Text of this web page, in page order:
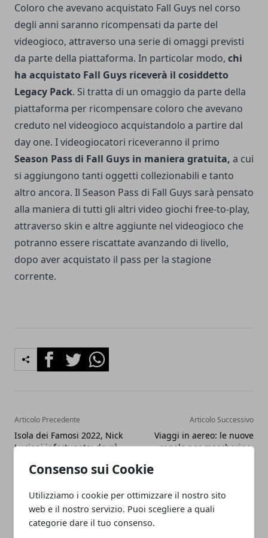
Consenso sui Cookie
Utilizziamo i cookie per ottimizzare il nostro sito
web e il nostro servizio. Puoi scegliere a quali
categorie dare il tuo consenso.
Coloro che avevano acquistato Fall Guys nel corso
degli anni saranno ricompensati da parte del
videogioco, attraverso una serie di omaggi previsti
da parte della piattaforma. In particolar modo, chi
ha acquistato Fall Guys riceverà il cosiddetto
Legacy Pack. Si tratta di un omaggio da parte della
piattaforma per ricompensare coloro che avevano
creduto nel videogioco acquistandolo a partire dal
day one. I videogiocatori riceveranno il primo
Season Pass di Fall Guys in maniera gratuita, a cui
si aggiungono tanti oggetti collezionabili e tanto
altro ancora. Il Season Pass di Fall Guys sarà pensato
alla maniera di tutti gli altri video giochi free-to-play,
attraverso skin e altre aggiunte nel videogioco che
potranno essere riscattate avanzando di livello,
dopo aver acquistato il pass per la stagione
corrente.
FacebookTwitterWhatsapp
Articolo Precedente
Isola dei Famosi 2022, Nick
Luciani infortunato: dovrà
programma?
Articolo Successivo
Viaggi in aereo: le nuove
regole per mascherine,